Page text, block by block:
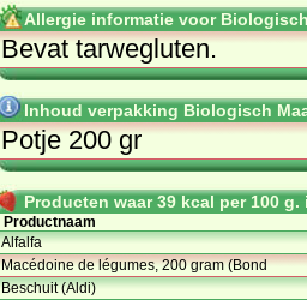
Allergie informatie voor
Be­vat tar­weg­lu­ten.
Inhoud verpakking Biologisch
Potje 200 gr
Producten waar 39 kcal per 100
Productnaam
Alfalfa
Macédoine de légumes, 200 gram (Bond
Beschuit (Aldi)